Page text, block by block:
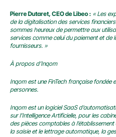
Pierre Dutaret, CEO de Libeo : « Les
de la digitalisation des services
sommes heureux de permettre aux
services comme celui du paiement et de
fournisseurs. »
À propos d’Inqom
Inqom est une FinTech française fondée
personnes.
Inqom est un logiciel SaaS
sur l’Intelligence Artificielle, pour les
des pièces comptables à
la saisie et le lettrage automatique, la